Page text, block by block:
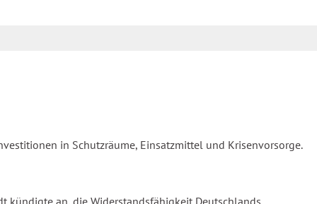
in Schutzräume, Einsatzmittel und Krisenvorsorge.